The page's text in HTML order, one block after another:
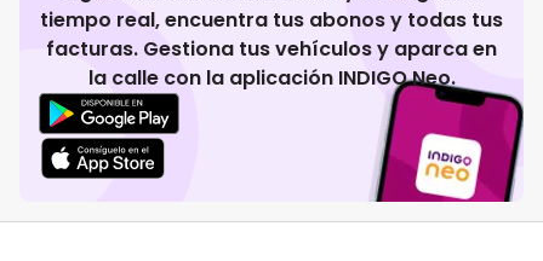
tiempo real, encuentra tus abonos y todas tus
facturas. Gestiona tus vehículos y aparca en
la calle con la aplicación INDIGO Neo.